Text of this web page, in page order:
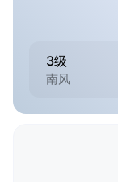
3级
南风